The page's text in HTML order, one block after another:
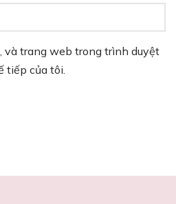
và trang web trong trình duyệt
tiếp của tôi.